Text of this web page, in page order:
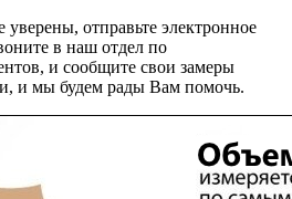
отправьте электронное
в наш отдел по
и сообщите свои замеры
и мы будем рады Вам помочь.